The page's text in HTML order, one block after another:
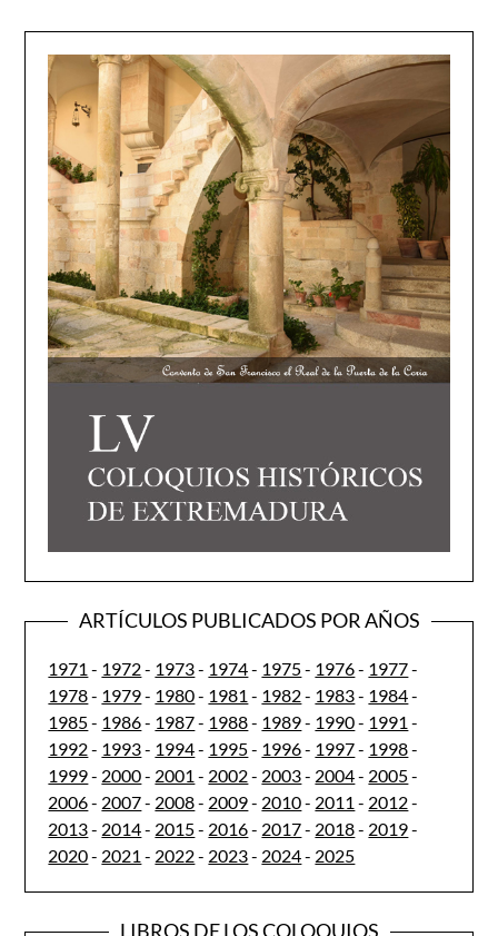
ARTÍCULOS PUBLICADOS POR AÑOS
1971 - 1972- 1973- 1974- 1975- 1976- 1977-
1978- 1979- 1980- 1981 - 1982- 1983- 1984-
1985- 1986- 1987- 1988- 1989- 1990- 1991 -
1992- 1993- 1994- 1995- 1996- 1997- 1998-
1999- 2000- 2001 - 2002- 2003- 2004- 2005-
2006- 2007- 2008- 2009- 2010- 2011 - 2012-
2013- 2014- 2015- 2016- 2017- 2018- 2019-
2020- 2021 - 2022- 2023- 2024- 2025
LIBROS DE LOS COLOQUIOS